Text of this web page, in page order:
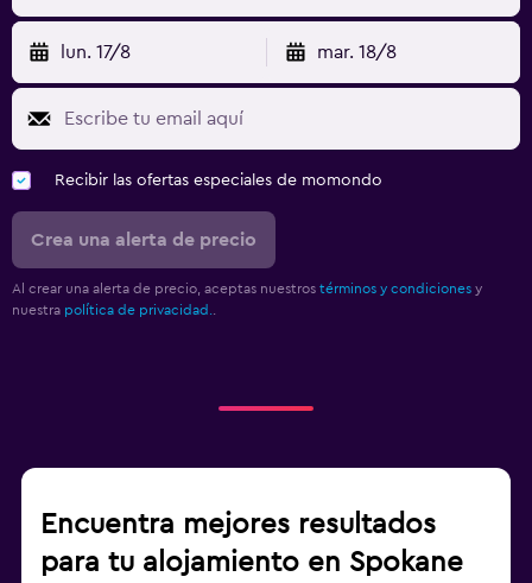
lun. 17/8 mar. 18/8
Recibir las ofertas especiales de momondo
Crea una alerta de precio
Al crear una alerta de precio, aceptas nuestros términos y condiciones y
nuestra política de privacidad.
Encuentra mejores resultados
para tu alojamiento en Spokane